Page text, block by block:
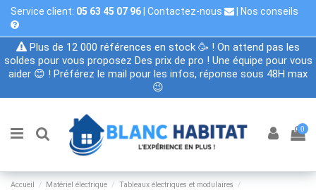
Service client: 05 63 45 07 96 Contactez-nous Nos conseils
Plus de 12 000 références en stock 🥳 ! On attend pas les
soldes pour vous proposez Des prix de pro ! Une équipe pour vous
aider 😊 ! Préférez le mail pour les infos, réponse sous 48H max
😉
0
Accueil Matériel électrique
Tableaux électriques et modulaires